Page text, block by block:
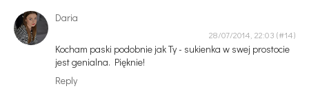
Daria
28/07/2014, 22:03
Kocham paski podobnie jak Ty - sukienka w swej prostocie
jest genialna. Pięknie!
Reply